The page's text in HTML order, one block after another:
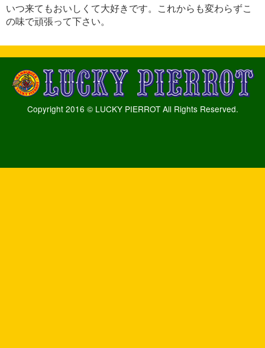
いつ来てもおいしくて大好きです。これからも変わらずこ
の味で頑張って下さい。
Copyright 2016 © LUCKY PIERROT All Rights Reserved.